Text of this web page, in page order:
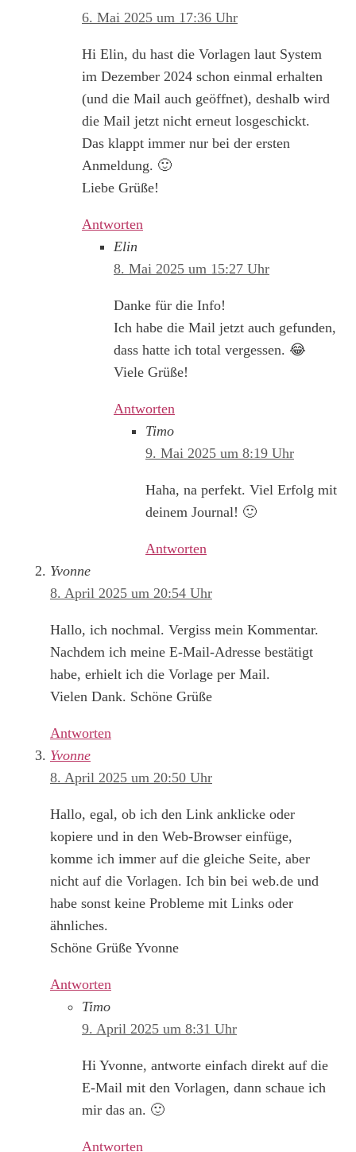
6. Mai 2025 um 17:36 Uhr
Hi Elin, du hast die Vorlagen laut System
im Dezember 2024 schon einmal erhalten
(und die Mail auch geöffnet), deshalb wird
die Mail jetzt nicht erneut losgeschickt.
Das klappt immer nur bei der ersten
Anmeldung. 🙂
Liebe Grüße!
Antworten
Elin
8. Mai 2025 um 15:27 Uhr
Danke für die Info!
Ich habe die Mail jetzt auch gefunden,
dass hatte ich total vergessen. 😂
Viele Grüße!
Antworten
Timo
9. Mai 2025 um 8:19 Uhr
Haha, na perfekt. Viel Erfolg mit
deinem Journal! 🙂
Antworten
Yvonne
8. April 2025 um 20:54 Uhr
Hallo, ich nochmal. Vergiss mein Kommentar.
Nachdem ich meine E-Mail-Adresse bestätigt
habe, erhielt ich die Vorlage per Mail.
Vielen Dank. Schöne Grüße
Antworten
Yvonne
8. April 2025 um 20:50 Uhr
Hallo, egal, ob ich den Link anklicke oder
kopiere und in den Web-Browser einfüge,
komme ich immer auf die gleiche Seite, aber
nicht auf die Vorlagen. Ich bin bei web.de und
habe sonst keine Probleme mit Links oder
ähnliches.
Schöne Grüße Yvonne
Antworten
Timo
9. April 2025 um 8:31 Uhr
Hi Yvonne, antworte einfach direkt auf die
E-Mail mit den Vorlagen, dann schaue ich
mir das an. 🙂
Antworten